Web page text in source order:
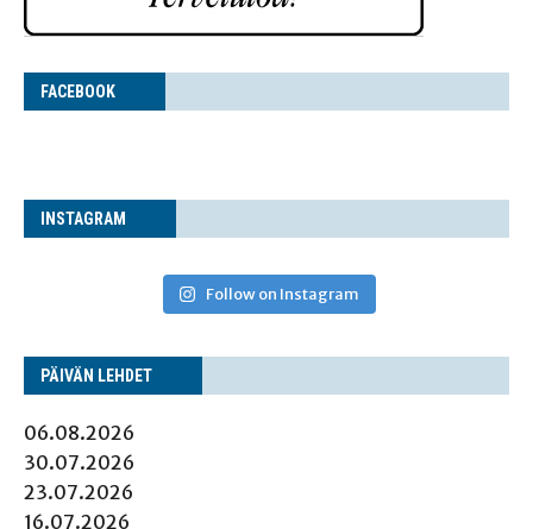
FACE­BOOK
INS­TA­GRAM
Follow on Instagram
PÄI­VÄN LEHDET
06.08.2026
30.07.2026
23.07.2026
16.07.2026